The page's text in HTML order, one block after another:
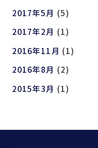
2017年5月 (5)
2017年2月 (1)
2016年11月 (1)
2016年8月 (2)
2015年3月 (1)